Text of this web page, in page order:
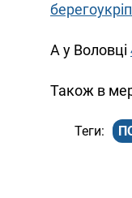
А у Воловці
Також в